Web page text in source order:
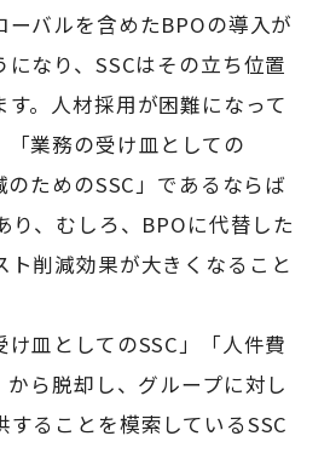
ーバルを含めたBPOの導入が
なり、SSCはその立ち位置
。人材採用が困難になって
「業務の受け皿としての
ためのSSC」であるならば
り、むしろ、BPOに代替した
ト削減効果が大きくなること
皿としてのSSC」「人件費
から脱却し、グループに対し
ることを模索しているSSC